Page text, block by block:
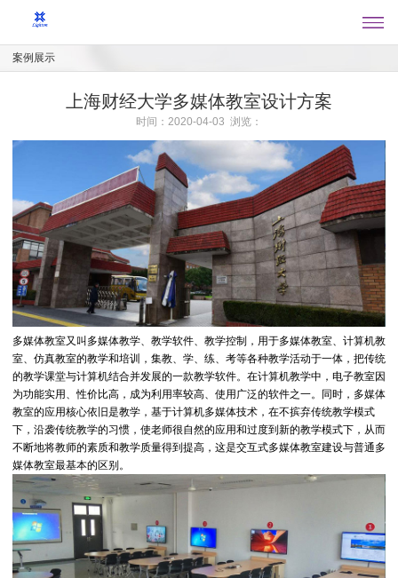
案例展示
上海财经大学多媒体教室设计方案
时间：2020-04-03 浏览：
多媒体教室又叫多媒体教学、教学软件、教学控制，用于多媒体教室、计算机教
室、仿真教室的教学和培训，集教、学、练、考等各种教学活动于一体，把传统
的教学课堂与计算机结合并发展的一款教学软件。在计算机教学中，电子教室因
为功能实用、性价比高，成为利用率较高、使用广泛的软件之一。同时，多媒体
教室的应用核心依旧是教学，基于计算机多媒体技术，在不摈弃传统教学模式
下，沿袭传统教学的习惯，使老师很自然的应用和过度到新的教学模式下，从而
不断地将教师的素质和教学质量得到提高，这是交互式多媒体教室建设与普通多
媒体教室最基本的区别。